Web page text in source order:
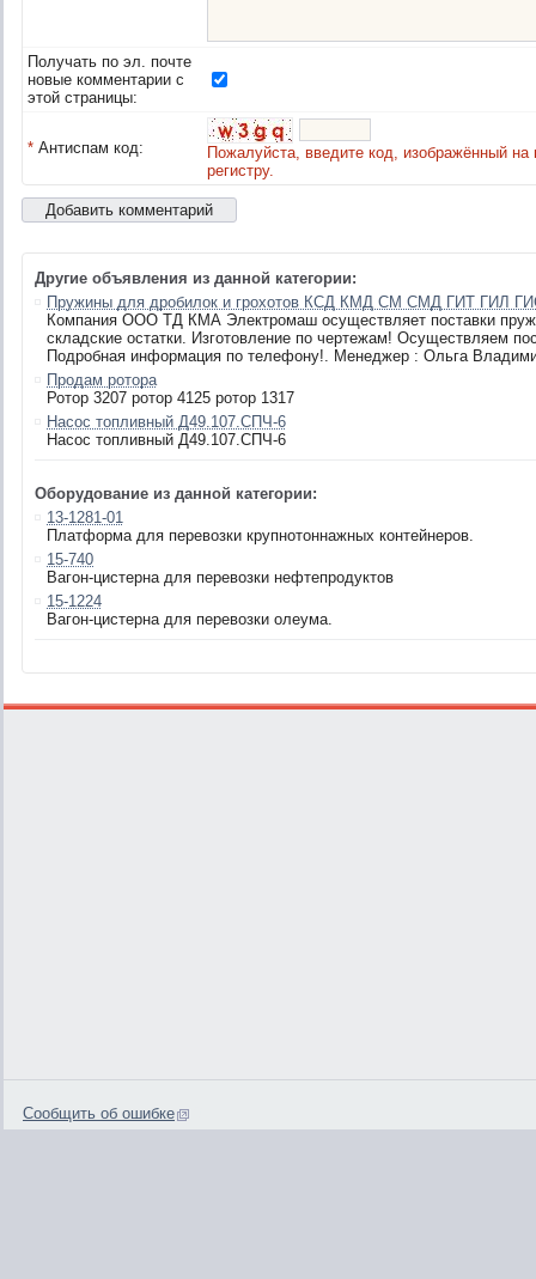
Получать по эл. почте
новые комментарии с
этой страницы:
* Антиспам код:
Пожалуйста, введите код, изображённый
регистру.
Другие объявления из данной категории:
Пружины для дробилок и грохотов КСД КМД СМ СМД ГИТ ГИЛ
Компания ООО ТД КМА Электромаш осуществляет поставки
складские остатки. Изготовление по чертежам! Осуществляем
Подробная информация по телефону!. Менеджер : Ольга
Продам ротора
Ротор 3207 ротор 4125 ротор 1317
Насос топливный Д49.107.СПЧ-6
Насос топливный Д49.107.СПЧ-6
Оборудование из данной категории:
13-1281-01
Платформа для перевозки крупнотоннажных контейнеров.
15-740
Вагон-цистерна для перевозки нефтепродуктов
15-1224
Вагон-цистерна для перевозки олеума.
Сообщить об ошибке